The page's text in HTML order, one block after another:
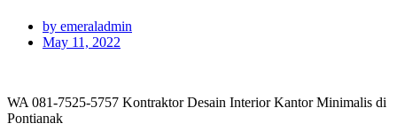
by emeraladmin
May 11, 2022
WA 081-7525-5757 Kontraktor Desain Interior Kantor Minimalis di
Pontianak